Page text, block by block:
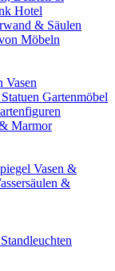
Hotel
& Säulen
Möbeln
Vasen
Gartenmöbel
Marmor
Vasen &
&